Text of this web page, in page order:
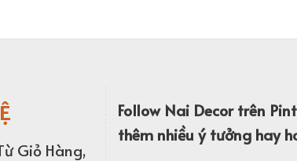
Giỏ Hàng,
Follow Nai Decor trên
thêm nhiều ý tưởng hay